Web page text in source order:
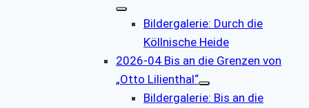
Bildergalerie: Durch die
Köllnische Heide
2026-04 Bis an die Grenzen von
„Otto Lilienthal“
Bildergalerie: Bis an die